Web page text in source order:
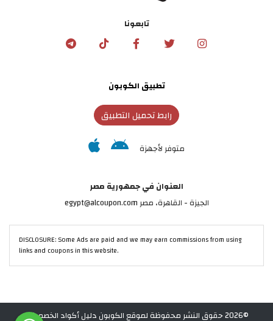
تابعونا
تطبيق الكوبون
رابط تحميل التطبيق
متوفر لأجهزة
العنوان في جمهورية مصر
الجيزة - القاهرة، مصر egypt@alcoupon.com
DISCLOSURE: Some Ads are paid and we may earn commissions from using
links and coupons in this website.
©2026 حقوق النشر محفوظة لموقع الكوبون دليل أكواد الخصم في